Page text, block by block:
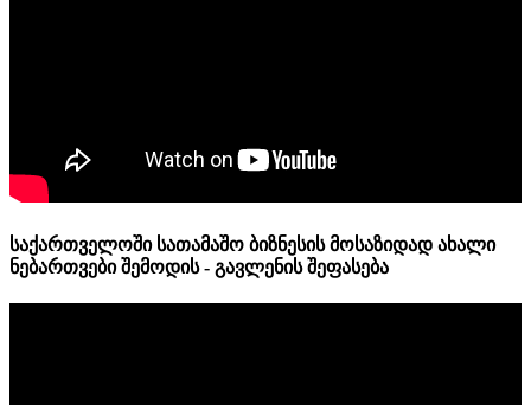
საქართველოში სათამაშო ბიზნესის მოსაზიდად ახალი
ნებართვები შემოდის - გავლენის შეფასება